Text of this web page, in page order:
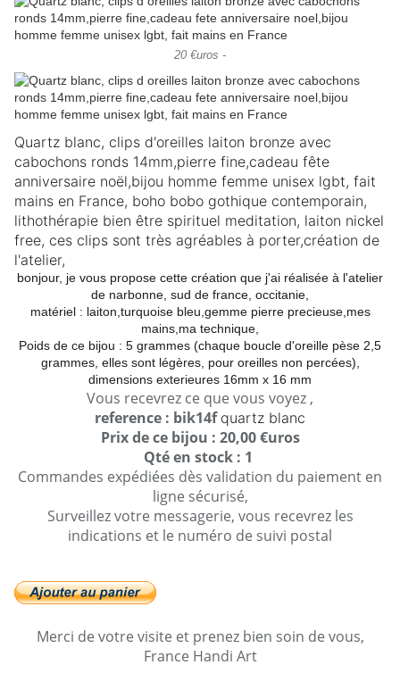
20 €uros -
Quartz blanc, clips d'oreilles laiton bronze avec
cabochons ronds 14mm,pierre fine,cadeau fête
anniversaire noël,bijou homme femme unisex lgbt, fait
mains en France, boho bobo gothique contemporain,
lithothérapie bien être spirituel meditation, laiton nickel
free, ces clips sont très agréables à porter,création de
l'atelier,
bonjour, je vous propose cette création que j'ai réalisée à l'atelier
de narbonne, sud de france, occitanie,
matériel : laiton,turquoise bleu,gemme pierre precieuse,mes
mains,ma technique,
Poids de ce bijou : 5 grammes (chaque boucle d'oreille pèse 2,5
grammes, elles sont légères, pour oreilles non percées),
dimensions exterieures 16mm x 16 mm
Vous recevrez ce que vous voyez ,
reference : bik14f quartz blanc
Prix de ce bijou : 20,00 €uros
Qté en stock : 1
Commandes expédiées dès validation du paiement en
ligne sécurisé,
Surveillez votre messagerie, vous recevrez les
indications et le numéro de suivi postal
Merci de votre visite et prenez bien soin de vous,
France Handi Art